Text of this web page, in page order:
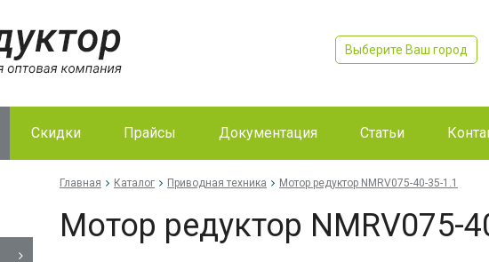
Выберите Ваш город
Скидки Прайсы Документация Статьи
Главная Каталог Приводная техника Мо­тор ре­дук­тор NMRV075-40-35-1.1
Мо­тор ре­дук­тор NMRV075-